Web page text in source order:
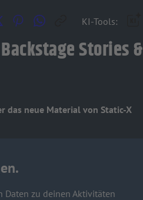
KI-Tools:
Stories &
das neue Material von Static-X
Daten zu deinen Aktivitäten